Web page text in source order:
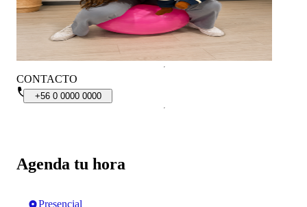
Agenda tu hora
Presencial
CONTACTO
+56 0 0000 0000